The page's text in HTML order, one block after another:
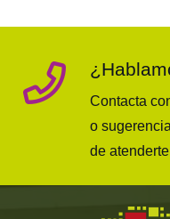
Contacta
o
de